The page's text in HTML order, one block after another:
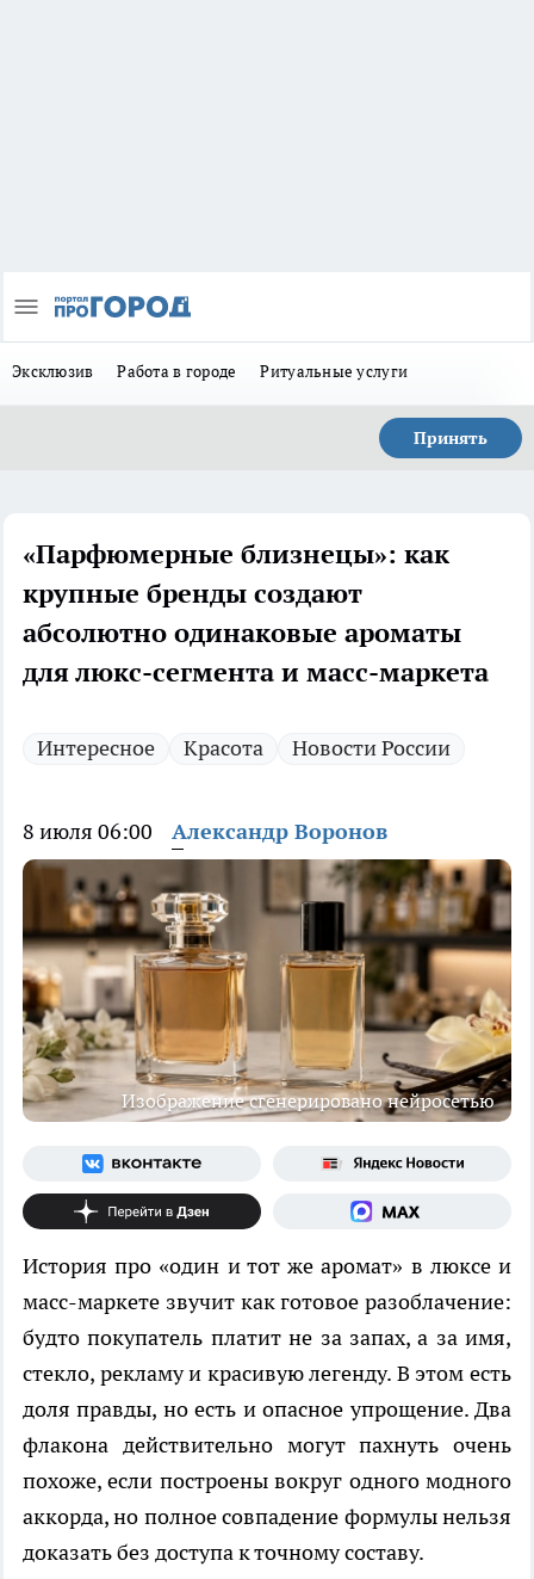
Эксклюзив Работа в городе Ритуальные услуги
Принять
«Парфюмерные близнецы»: как
крупные бренды создают
абсолютно одинаковые ароматы
для люкс-сегмента и масс-маркета
Интересное Красота Новости России
8 июля 06:00 Александр Воронов
Изображение сгенерировано нейросетью
История про «один и тот же аромат» в люксе и
масс-маркете звучит как готовое разоблачение:
будто покупатель платит не за запах, а за имя,
стекло, рекламу и красивую легенду. В этом есть
доля правды, но есть и опасное упрощение. Два
флакона действительно могут пахнуть очень
похоже, если построены вокруг одного модного
аккорда, но полное совпадение формулы нельзя
доказать без доступа к точному составу.